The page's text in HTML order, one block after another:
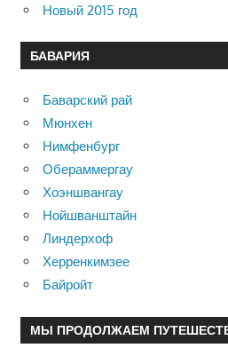
Новый 2015 год
БАВАРИЯ
Баварский рай
Мюнхен
Нимфенбург
Обераммергау
Хоэншвангау
Нойшванштайн
Линдерхоф
Херренкимзее
Байройт
МЫ ПРОДОЛЖАЕМ